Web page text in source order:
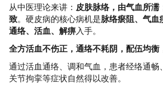
从中医理论来讲： 皮肤脉络，由气血所
致。硬皮病的核心病机是脉络瘀阻、气血
通络、活血、解痹入手。
全方活血不伤正，通络不耗阴 ，配伍均衡
通过活血通络、调和气血，患者经络通畅
关节拘挛等症状自然得以改善。